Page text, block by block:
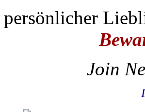
persönlicher
Join